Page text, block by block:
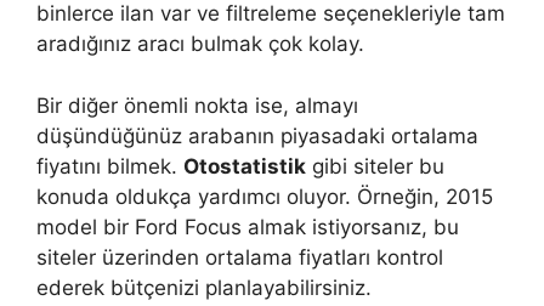
binlerce ilan var ve filtreleme seçenekleriyle tam
aradığınız aracı bulmak çok kolay.
Bir diğer önemli nokta ise, almayı
düşündüğünüz arabanın piyasadaki ortalama
fiyatını bilmek. Otostatistik gibi siteler bu
konuda oldukça yardımcı oluyor. Örneğin, 2015
model bir Ford Focus almak istiyorsanız, bu
siteler üzerinden ortalama fiyatları kontrol
ederek bütçenizi planlayabilirsiniz.